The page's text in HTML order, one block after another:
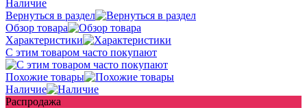
Наличие
Вернуться в раздел
Обзор товара
Характеристики
С этим товаром часто покупают
Похожие товары
Наличие
Распродажа